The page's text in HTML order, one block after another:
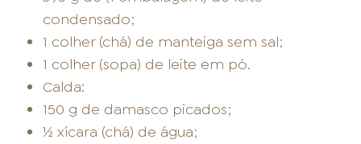
condensado;
1 colher (chá) de manteiga sem sal;
1 colher (sopa) de leite em pó.
Calda:
150 g de damasco picados;
½ xícara (chá) de água;